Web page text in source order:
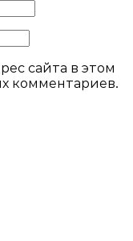
сайта в этом
комментариев.